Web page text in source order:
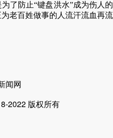
了防止“键盘洪水”成为伤人的
老百姓做事的人流汗流血再流
闻网
2022 版权所有